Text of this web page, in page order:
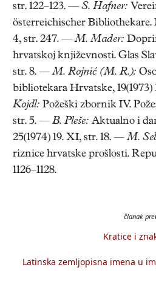
str. 122–123. — S. Hafner:
österreichischer Bibliothekare.
4, str. 247. —M. Mađer:
hrvatskoj književnosti. Glas
str. 8. —M. Rojnić (M. R.):
bibliotekara Hrvatske, 19(1973)
Kojdl: Požeški zbornik IV.
str. 5. — B. Pleše: Aktualno i
25(1974) 19. XI, str. 18. —M.
riznice hrvatske prošlosti.
1126–1128.
članak
Kratice i
Latinska zemljopisna imena u